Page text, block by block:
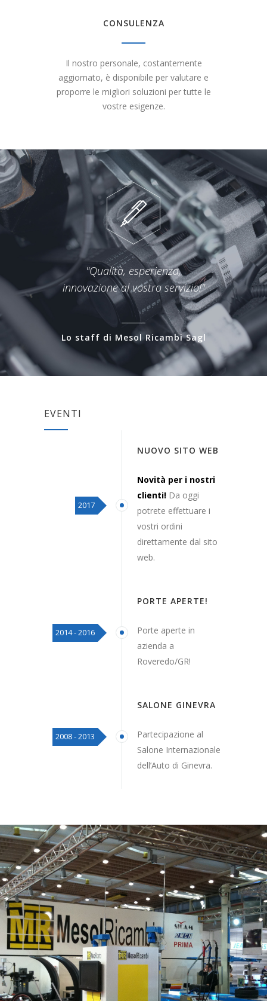
CONSULENZA
Il nostro personale, costantemente
aggiornato, è disponibile per valutare e
proporre le migliori soluzioni per tutte le
vostre esigenze.
"Qualità, esperienza,
innovazione al vostro servizio!"
Lo staff di Mesol Ricambi Sagl
EVENTI
2017
NUOVO SITO WEB
Novità per i nostri
clienti! Da oggi
potrete effettuare i
vostri ordini
direttamente dal sito
web.
2014 - 2016
PORTE APERTE!
Porte aperte in
azienda a
Roveredo/GR!
2008 - 2013
SALONE GINEVRA
Partecipazione al
Salone Internazionale
dell’Auto di Ginevra.